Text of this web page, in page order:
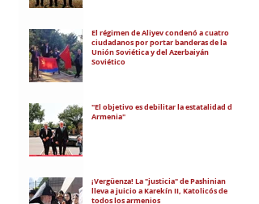
El régimen de Aliyev condenó a cuatro
ciudadanos por portar banderas de la
Unión Soviética y del Azerbaiyán
Soviético
"El objetivo es debilitar la estatalidad de
Armenia"
¡Vergüenza! La "justicia" de Pashinian
lleva a juicio a Karekín II, Katolicós de
todos los armenios